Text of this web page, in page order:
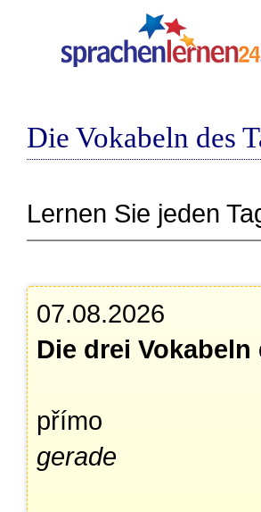
Die Vokabeln des
Lernen Sie jeden
07.08.2026
Die drei
přímo
gerade